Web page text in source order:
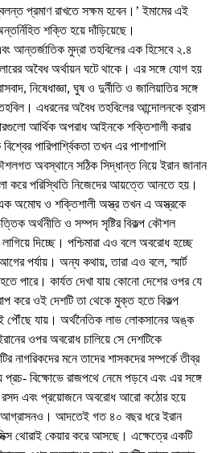
প্রমাণ রাখতে সক্ষম হবেন।’ ইমামের এই
শক্তি হয়ে দাঁড়িয়েছে।
আন্তর্জাতিক মুদ্রা তহবিলের এক হিসেবে ২.৪
অবৈধ অর্থায়ন ঘটে থাকে। এর সঙ্গে যোগ হয়
নিষেধাজ্ঞা, ঘুষ ও দুর্নীতি ও জালিয়াতির সঙ্গে
এধরনের অবৈধ তহবিলের আন্দোলনকে হ্রাস
আর্থিক অপরাধ আইনকে শক্তিশালী করার
পারিপার্শ্বিকতা তখন এর পাশাপাশি
অবস্থানে সঠিক সিদ্ধান্ত নিয়ে ইরান জানান
করে পরিস্থিতি নিজেদের আয়ত্তে আনতে হয়।
অমোঘ ও শক্তিশালী অস্ত্র তখন এ অস্ত্রকে
অর্থনীতি ও সম্পদ সৃষ্টির বিকল্প কৌশল
লাগিয়ে দিচ্ছে। পশ্চিমারা এও বলে অবরোধ হচ্ছে
পর্যায়। অন্য কথায়, তারা এও বলে, স্মার্ট
পারে। কার্যত দেখা যায় কোনো দেশের ওপর যে
করে ওই দেশটি তা থেকে মুক্ত হতে বিকল্প
পৌঁছে যায়। অর্থনৈতিক লাভ লোকসানের অঙ্ক
ওপর অবরোধ চালিয়ে সে দেশটিকে
নাগরিকদের মনে তাদের শাসকদের সম্পর্কে তীব্র
প্রচ- বিক্ষোভে রাজপথে নেমে পড়বে এবং এর সঙ্গে
রসদ এবং প্রয়োজনে অবরোধ আরো কঠোর হয়ে
আগ্রাসনও। আদতেই গত ৪০ বছর ধরে ইরান
থোরাই কেয়ার করে আসছে। এক্ষেত্রে একটি